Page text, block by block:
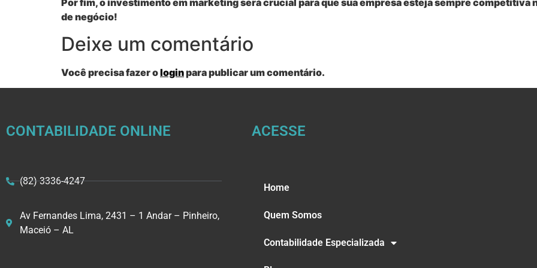
Por fim, o investimento em marketing será crucial para que sua empresa esteja sempre competitiva
de negócio!
Deixe um comentário
Você precisa fazer ologinpara publicar um comentário.
CONTABILIDADE ONLINE
(82) 3336-4247
Av Fernandes Lima, 2431 – 1 Andar – Pinheiro,
Maceió – AL
ACESSE
Home
Quem Somos
Contabilidade Especializada